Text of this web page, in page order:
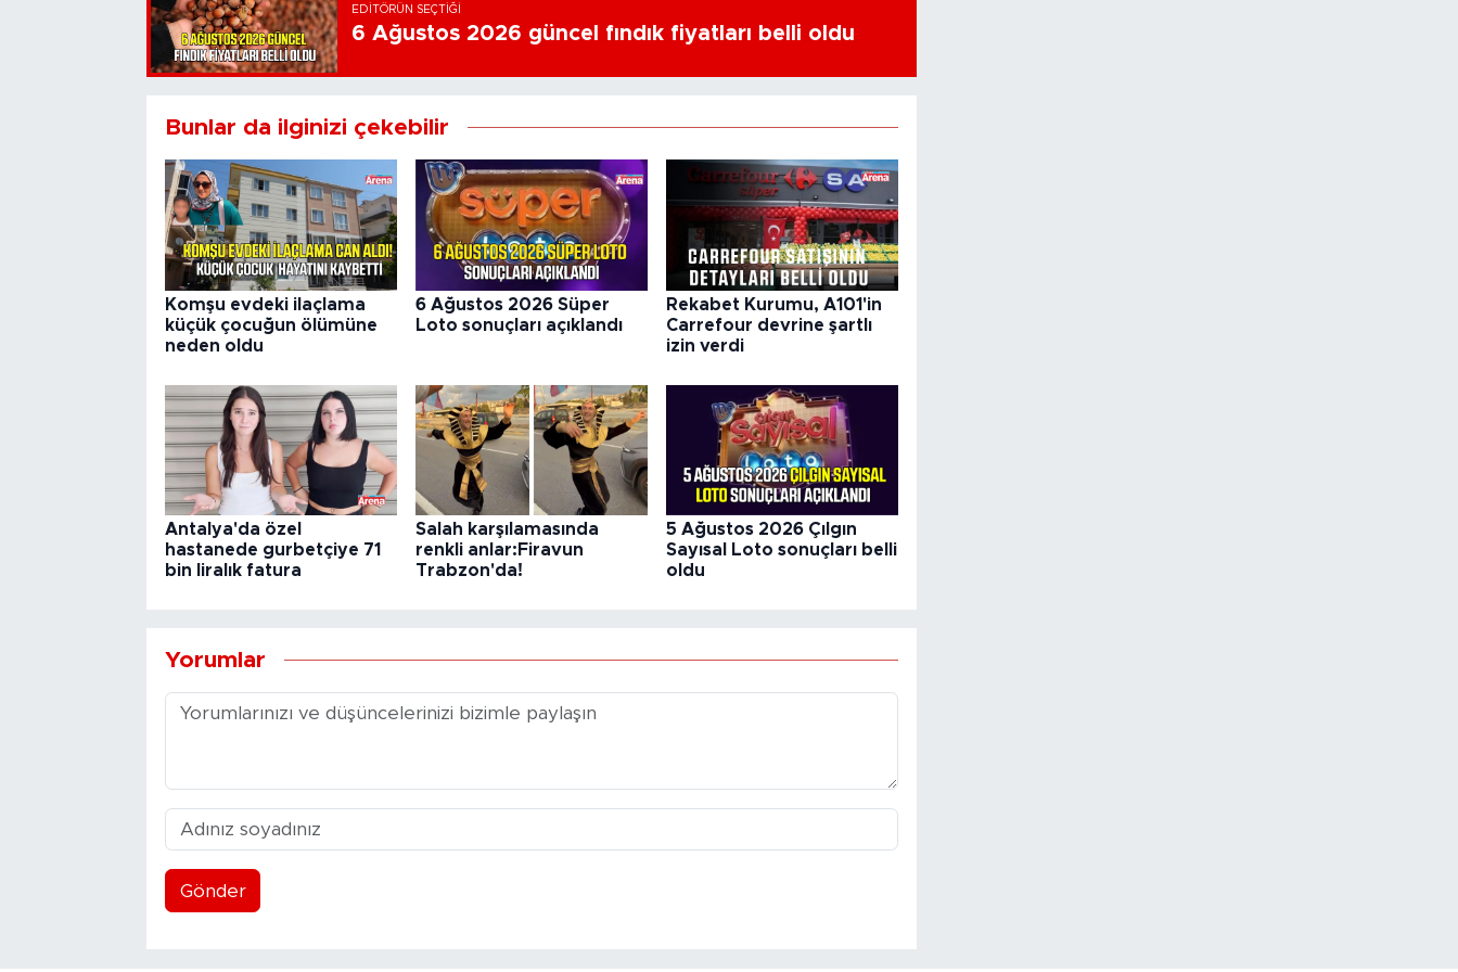
EDITÖRÜN SEÇTIĞI
6 Ağustos 2026 güncel fındık fiyatları belli oldu
Bunlar da ilginizi çekebilir
Komşu evdeki ilaçlama
küçük çocuğun ölümüne
neden oldu
6 Ağustos 2026 Süper
Loto sonuçları açıklandı
Rekabet Kurumu, A101'in
Carrefour devrine şartlı
izin verdi
Antalya'da özel
hastanede gurbetçiye 71
bin liralık fatura
Salah karşılamasında
renkli anlar:Firavun
Trabzon'da!
5 Ağustos 2026 Çılgın
Sayısal Loto sonuçları belli
oldu
Yorumlar
Gönder